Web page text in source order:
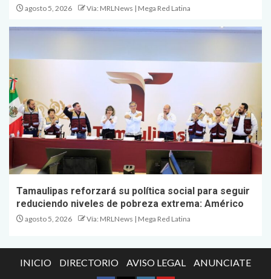
agosto 5, 2026 Vía: MRLNews | Mega Red Latina
Tamaulipas reforzará su política social para seguir
reduciendo niveles de pobreza extrema: Américo
agosto 5, 2026 Vía: MRLNews | Mega Red Latina
INICIO DIRECTORIO AVISO LEGAL ANUNCIATE